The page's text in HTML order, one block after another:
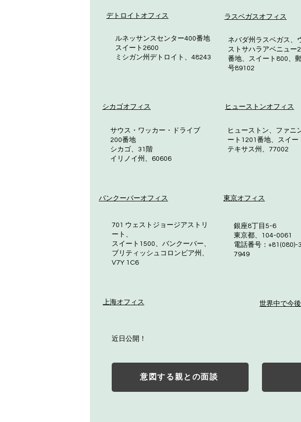
デトロイトオフィス ラスベガスオフィス
ルネッサンスセンター400番地
スイート2600
ミシガン州デトロイト、48243
ネバダ州ラスベガス、
ストサハラアベニュー
番地、スイート800、
号89102
シカゴオフィス ヒューストンオフィス
サウス・ワッカー・ドライブ
200番地
シカゴ、31階
イリノイ州、60606
ヒューストン、ファニ
ート1201番地、スイー
テキサス州、77002
バンクーバーオフィス 東京オフィス
701 ウェストジョージアストリ
ート、
スイート1500、バンクーバー、
ブリティッシュコロンビア州、
V7Y 1C6
銀座8丁目5-6
東京都、104-0061
電話番号：+81(080)-
7949
上海オフィス 世界中で今
近日公開！
意図する親との面談